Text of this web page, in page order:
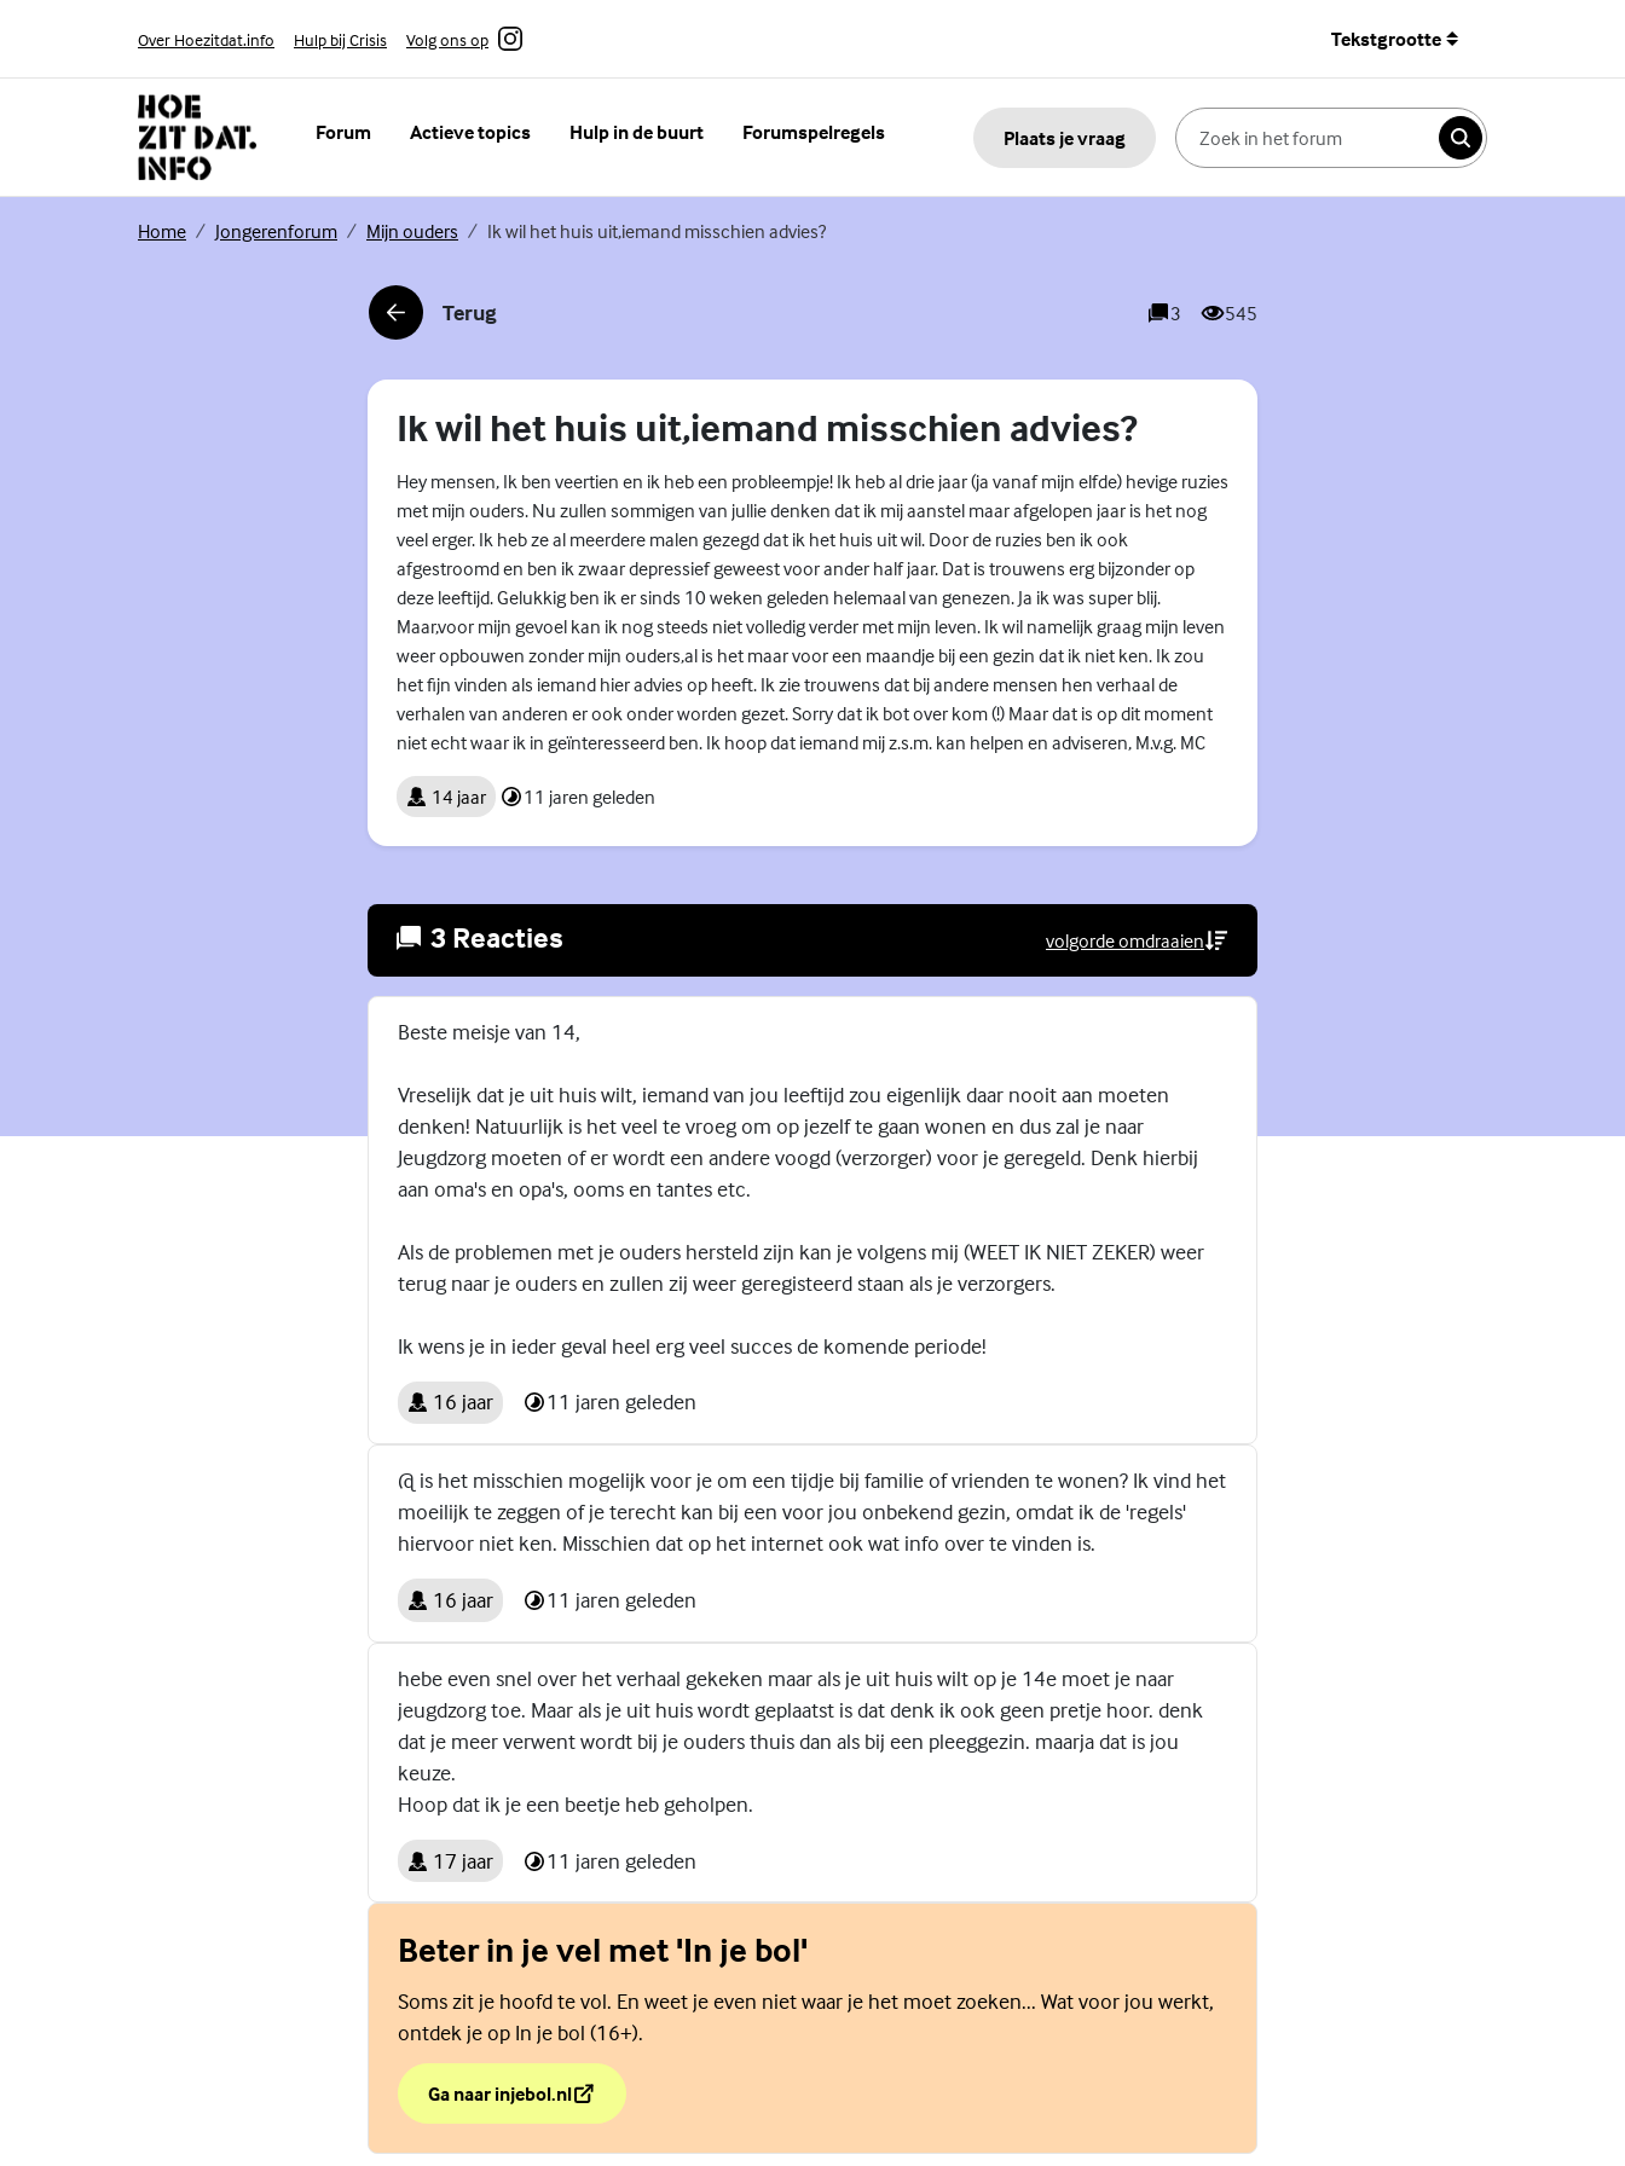
Over Hoezitdat.info Hulp bij Crisis Volg ons op
Instagram Tekstgrootte
Forum Actieve topics Hulp in de buurt Forumspelregels Plaats je vraag
Zoeken
Home(Externe link)
Jongerenforum(Externe link)
Mijn ouders (Externe link)
Ik wil het huis uit,iemand misschien advies?
Terug
(Externe link) 3
reacties
545
weergaves
Ik wil het huis uit,iemand misschien advies?
Hey mensen, Ik ben veertien en ik heb een probleempje! Ik heb al drie jaar (ja vanaf mijn elfde) hevige ruzies
met mijn ouders. Nu zullen sommigen van jullie denken dat ik mij aanstel maar afgelopen jaar is het nog
veel erger. Ik heb ze al meerdere malen gezegd dat ik het huis uit wil. Door de ruzies ben ik ook
afgestroomd en ben ik zwaar depressief geweest voor ander half jaar. Dat is trouwens erg bijzonder op
deze leeftijd. Gelukkig ben ik er sinds 10 weken geleden helemaal van genezen. Ja ik was super blij.
Maar,voor mijn gevoel kan ik nog steeds niet volledig verder met mijn leven. Ik wil namelijk graag mijn leven
weer opbouwen zonder mijn ouders,al is het maar voor een maandje bij een gezin dat ik niet ken. Ik zou
het fijn vinden als iemand hier advies op heeft. Ik zie trouwens dat bij andere mensen hen verhaal de
verhalen van anderen er ook onder worden gezet. Sorry dat ik bot over kom (!) Maar dat is op dit moment
niet echt waar ik in geïnteresseerd ben. Ik hoop dat iemand mij z.s.m. kan helpen en adviseren, M.v.g. MC
14 jaar 11 jaren geleden
3 Reacties volgorde omdraaien
(Externe link)
Beste meisje van 14,
Vreselijk dat je uit huis wilt, iemand van jou leeftijd zou eigenlijk daar nooit aan moeten
denken! Natuurlijk is het veel te vroeg om op jezelf te gaan wonen en dus zal je naar
Jeugdzorg moeten of er wordt een andere voogd (verzorger) voor je geregeld. Denk hierbij
aan oma's en opa's, ooms en tantes etc.
Als de problemen met je ouders hersteld zijn kan je volgens mij (WEET IK NIET ZEKER) weer
terug naar je ouders en zullen zij weer geregisteerd staan als je verzorgers.
Ik wens je in ieder geval heel erg veel succes de komende periode!
16 jaar 11 jaren geleden
@ is het misschien mogelijk voor je om een tijdje bij familie of vrienden te wonen? Ik vind het
moeilijk te zeggen of je terecht kan bij een voor jou onbekend gezin, omdat ik de 'regels'
hiervoor niet ken. Misschien dat op het internet ook wat info over te vinden is.
16 jaar 11 jaren geleden
hebe even snel over het verhaal gekeken maar als je uit huis wilt op je 14e moet je naar
jeugdzorg toe. Maar als je uit huis wordt geplaatst is dat denk ik ook geen pretje hoor. denk
dat je meer verwent wordt bij je ouders thuis dan als bij een pleeggezin. maarja dat is jou
keuze.
Hoop dat ik je een beetje heb geholpen.
17 jaar 11 jaren geleden
Beter in je vel met 'In je bol'
Soms zit je hoofd te vol. En weet je even niet waar je het moet zoeken... Wat voor jou werkt,
ontdek je op In je bol (16+).
Ga naar injebol.nl
over Beter in je vel met 'In je bol'
(Externe link)